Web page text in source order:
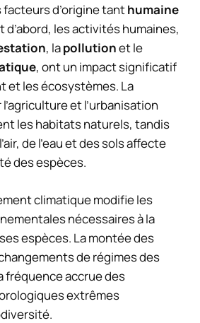
d’origine tanthumaine
d’abord, les activités humaines,
, lapollutionet le
, ont un impact significatif
et les écosystèmes. La
et l’urbanisation
les habitats naturels, tandis
de l’eau et des sols affecte
des espèces.
climatique modifie les
nécessaires à la
espèces. La montée des
de régimes des
fréquence accrue des
extrêmes